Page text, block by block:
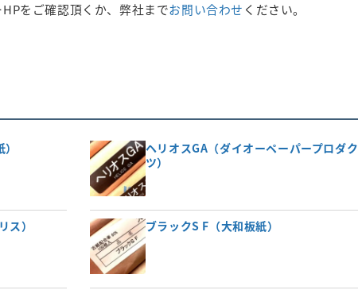
をご確認頂くか、弊社までお問い合わせ ください。
ヘリオスGA（ダイオーペーパープロダク
ツ）
ス） ブラックS F（大和板紙）